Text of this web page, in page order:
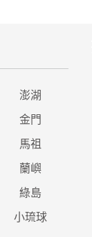
澎湖
金門
馬祖
蘭嶼
綠島
小琉球